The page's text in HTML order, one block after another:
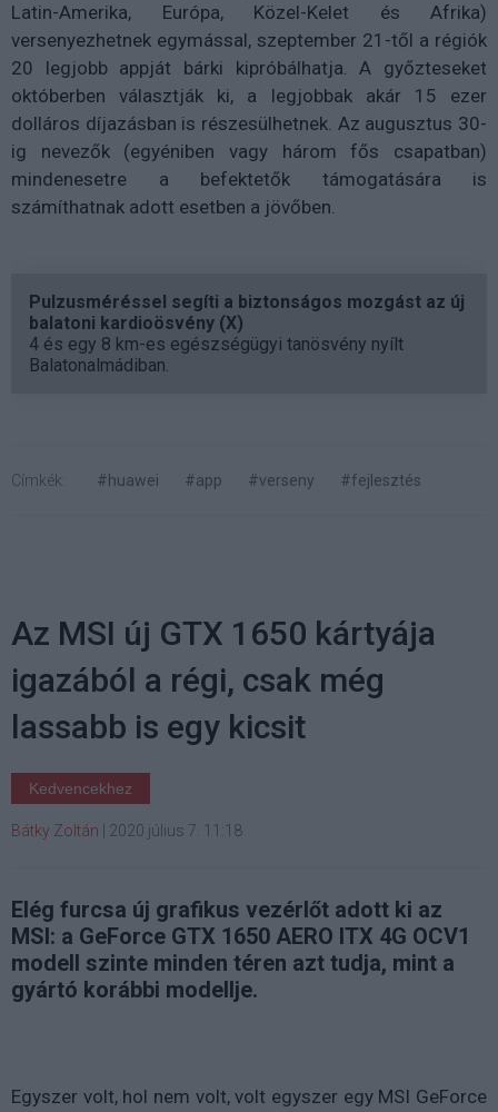
Latin-Amerika, Európa, Közel-Kelet és Afrika)
versenyezhetnek egymással, szeptember 21-től a régiók
20 legjobb appját bárki kipróbálhatja. A győzteseket
októberben választják ki, a legjobbak akár 15 ezer
dolláros díjazásban is részesülhetnek. Az augusztus 30-
ig nevezők (egyéniben vagy három fős csapatban)
mindenesetre a befektetők támogatására is
számíthatnak adott esetben a jövőben.
Pulzusméréssel segíti a biztonságos mozgást az új
balatoni kardioösvény (X)
4 és egy 8 km-es egészségügyi tanösvény nyílt
Balatonalmádiban.
Címkék: #huawei #app #verseny #fejlesztés
Az MSI új GTX 1650 kártyája
igazából a régi, csak még
lassabb is egy kicsit
Kedvencekhez
Bátky Zoltán 2020 július 7. 11:18
Elég furcsa új grafikus vezérlőt adott ki az
MSI: a GeForce GTX 1650 AERO ITX 4G OCV1
modell szinte minden téren azt tudja, mint a
gyártó korábbi modellje.
Egyszer volt, hol nem volt, volt egyszer egy MSI GeForce